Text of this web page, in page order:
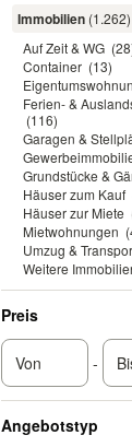
Immobilien (1.262)
Auf Zeit & WG
Container (13)
Ferien- &
(116)
Garagen &
Grundstücke &
Häuser zum Kauf
Häuser zur Miete
Mietwohnungen
Umzug &
Weitere
Preis
-
Angebotstyp